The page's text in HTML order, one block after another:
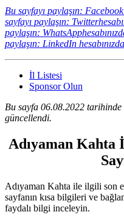
Bu sayfayı paylaşın:
sayfayı paylaşın:
paylaşın:
paylaşın: LinkedIn
İl Listesi
Sponsor Olun
Bu sayfa 06.08.2022
güncellendi.
Adıyaman
Adıyaman Kahta ile ilgili son
sayfanın kısa bilgileri ve
faydalı bilgi inceleyin.